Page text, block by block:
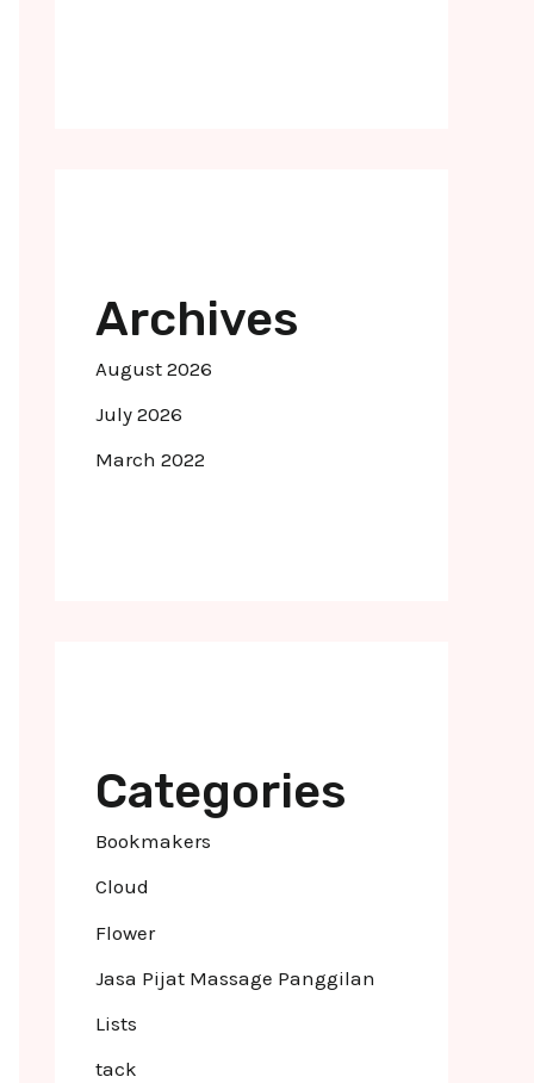
Archives
August 2026
July 2026
March 2022
Categories
Bookmakers
Cloud
Flower
Jasa Pijat Massage Panggilan
Lists
tack